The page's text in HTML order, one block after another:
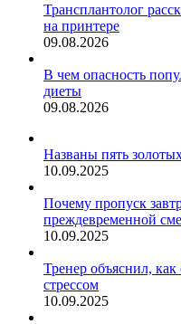
Трансплантолог
на принтере
09.08.2026
В чем опасность
диеты
09.08.2026
Названы пять
10.09.2025
Почему пропуск
преждевременной
10.09.2025
Тренер объяснил, как
стрессом
10.09.2025